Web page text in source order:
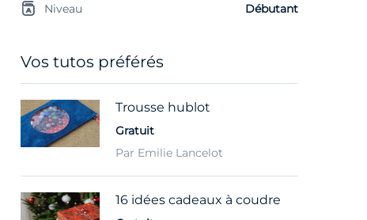
Niveau Débutant
Vos tutos préférés
Trousse hublot
Gratuit
Par Emilie Lancelot
16 idées cadeaux à coudre